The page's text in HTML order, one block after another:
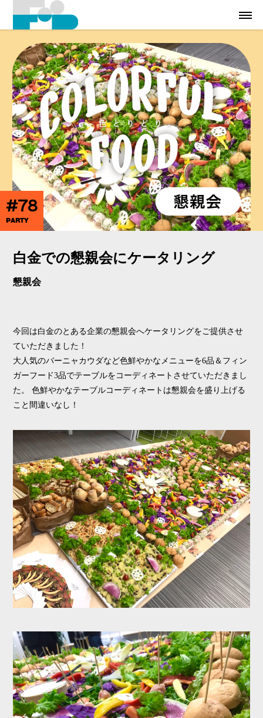
#78
PARTY
白金での懇親会にケータリング
懇親会
今回は白金のとある企業の懇親会へケータリングをご提供させ
ていただきました！
大人気のバーニャカウダなど色鮮やかなメニューを6品＆フィン
ガーフード3品でテーブルをコーディネートさせていただきまし
た。 色鮮やかなテーブルコーディネートは懇親会を盛り上げる
こと間違いなし！